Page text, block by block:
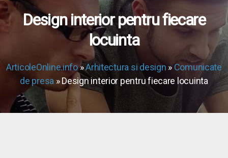
Design interior pentru fiecare
locuinta
ArticoleOnline.info»Arhitectura si design » Comunicate
de presa » Design interior pentru fiecare locuinta